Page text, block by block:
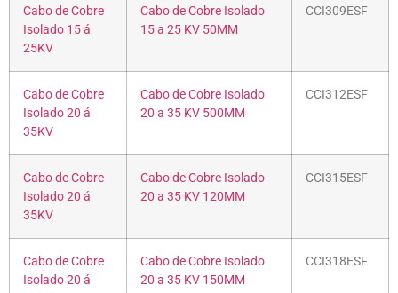
Cabo de Cobre
Isolado 15 á
25KV
Cabo de Cobre Isolado
15 a 25 KV 50MM
CCI309ESF
Cabo de Cobre
Isolado 20 á
35KV
Cabo de Cobre Isolado
20 a 35 KV 500MM
CCI312ESF
Cabo de Cobre
Isolado 20 á
35KV
Cabo de Cobre Isolado
20 a 35 KV 120MM
CCI315ESF
Cabo de Cobre
Isolado 20 á
Cabo de Cobre Isolado
20 a 35 KV 150MM
CCI318ESF